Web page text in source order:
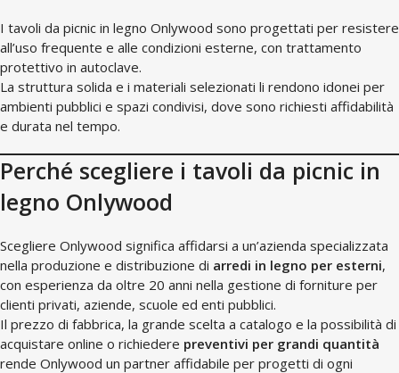
I tavoli da picnic in legno Onlywood sono progettati per resistere
all’uso frequente e alle condizioni esterne, con trattamento
protettivo in autoclave.
La struttura solida e i materiali selezionati li rendono idonei per
ambienti pubblici e spazi condivisi, dove sono richiesti affidabilità
e durata nel tempo.
Perché scegliere i tavoli da picnic in
legno Onlywood
Scegliere Onlywood significa affidarsi a un’azienda specializzata
nella produzione e distribuzione di arredi in legno per esterni,
con esperienza da oltre 20 anni nella gestione di forniture per
clienti privati, aziende, scuole ed enti pubblici.
Il prezzo di fabbrica, la grande scelta a catalogo e la possibilità di
acquistare online o richiedere preventivi per grandi quantità
rende Onlywood un partner affidabile per progetti di ogni